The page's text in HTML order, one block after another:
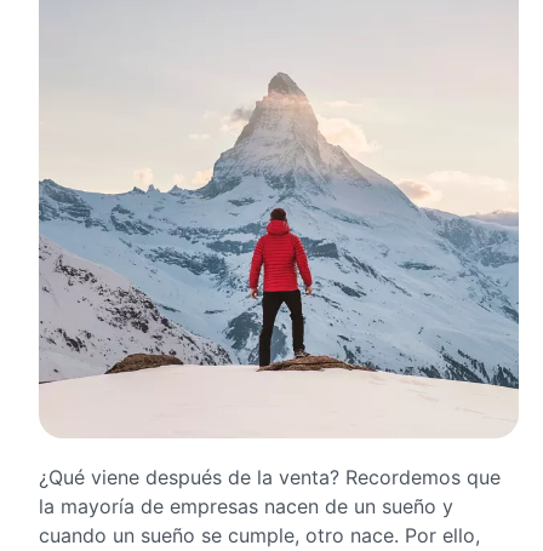
¿Qué viene después de la venta? Recordemos que
la mayoría de empresas nacen de un sueño y
cuando un sueño se cumple, otro nace. Por ello,